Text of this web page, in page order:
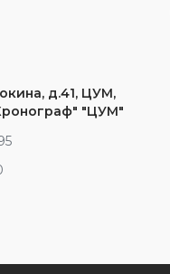
д.41, ЦУМ,
"ЦУМ"